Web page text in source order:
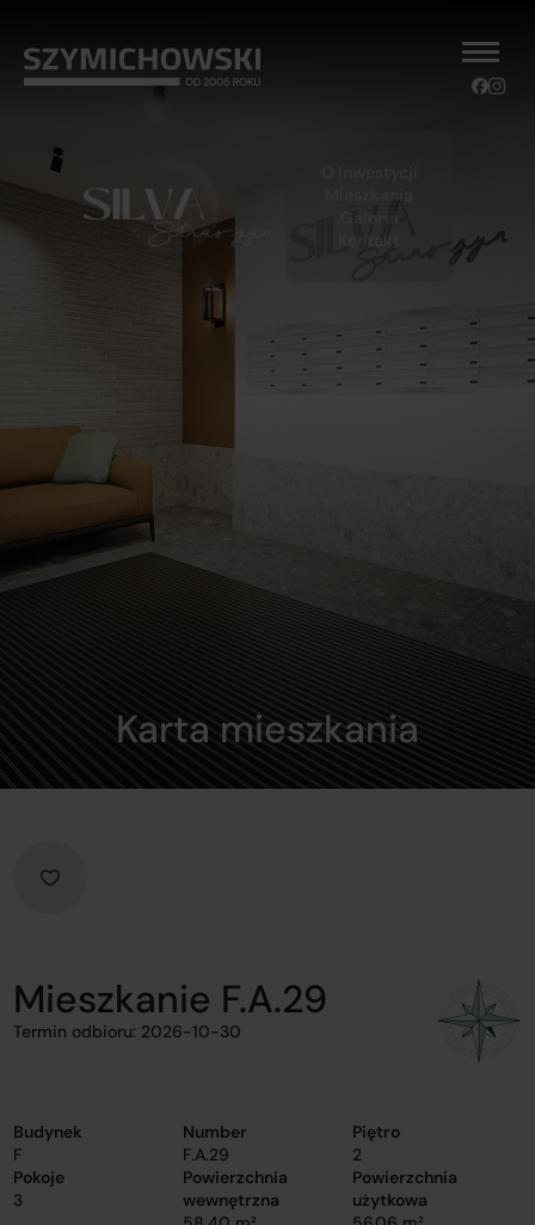
Galeria
Kontakt
Karta mieszkania
Mieszkanie F.A.29
Termin odbioru: 2026-10-30
Budynek
F
Number
F.A.29
Piętro
2
Pokoje
3
Powierzchnia
wewnętrzna
Powierzchnia
użytkowa